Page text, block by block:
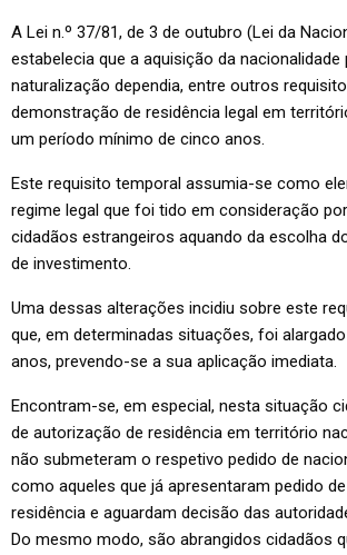
A Lei n.º 37/81, de 3 de outubro (Lei da
estabelecia que a aquisição da
naturalização dependia, entre outros
demonstração de residência legal em
um período mínimo de cinco anos.
Este requisito temporal assumia-se como
regime legal que foi tido em consideração
cidadãos estrangeiros aquando da escolha
de investimento.
Uma dessas alterações incidiu sobre este
que, em determinadas situações, foi
anos, prevendo-se a sua aplicação imediata.
Encontram-se, em especial, nesta situação
de autorização de residência em território
não submeteram o respetivo pedido de
como aqueles que já apresentaram pedido
residência e aguardam decisão das
Do mesmo modo, são abrangidos cidadãos